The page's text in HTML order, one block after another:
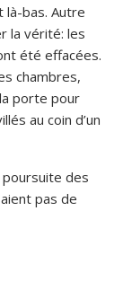
là-bas. Autre
la vérité: les
été effacées.
chambres,
porte pour
au coin d’un
des
pas de